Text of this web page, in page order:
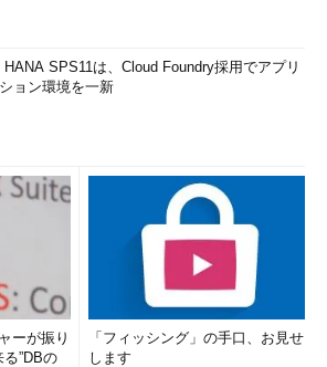
SPS11は、Cloud Foundry採用でアプリ
ョン環境を一新
ーが振り
”DBの
「フィッシング」の手口、お見せ
します